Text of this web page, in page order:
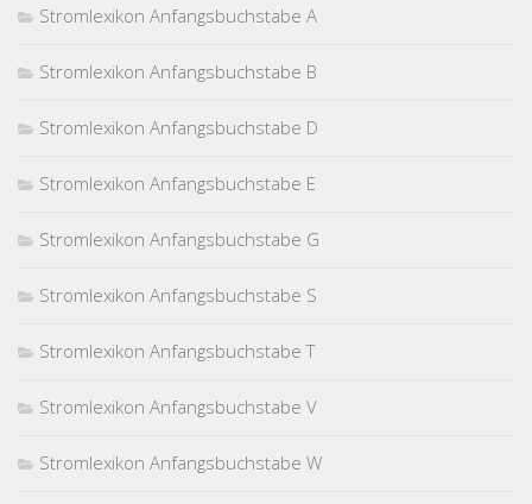
Stromlexikon Anfangsbuchstabe A
Stromlexikon Anfangsbuchstabe B
Stromlexikon Anfangsbuchstabe D
Stromlexikon Anfangsbuchstabe E
Stromlexikon Anfangsbuchstabe G
Stromlexikon Anfangsbuchstabe S
Stromlexikon Anfangsbuchstabe T
Stromlexikon Anfangsbuchstabe V
Stromlexikon Anfangsbuchstabe W